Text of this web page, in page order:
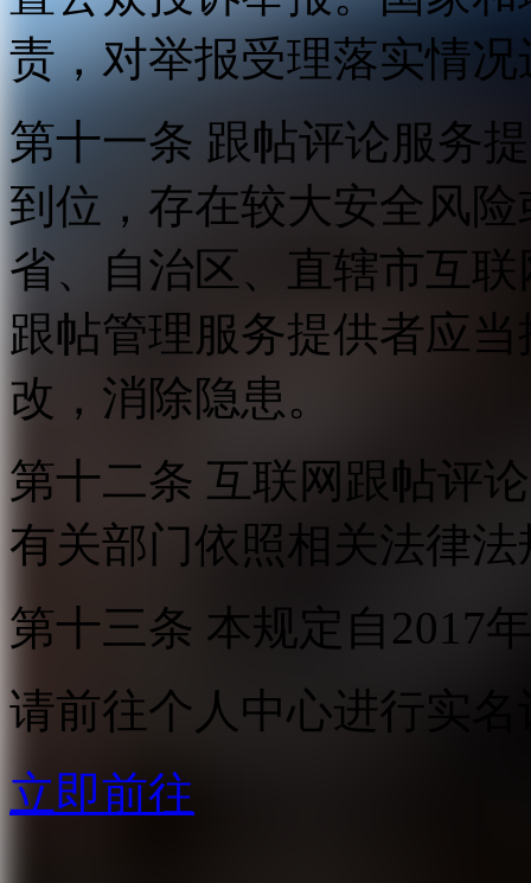
责，对举报受理落实情
第十一条 跟帖评论服务
到位，存在较大安全风
省、自治区、直辖市互
跟帖管理服务提供者应
改，消除隐患。
第十二条 互联网跟帖评
有关部门依照相关法律
第十三条 本规定自2017
请前往个人中心进行实名
立即前往